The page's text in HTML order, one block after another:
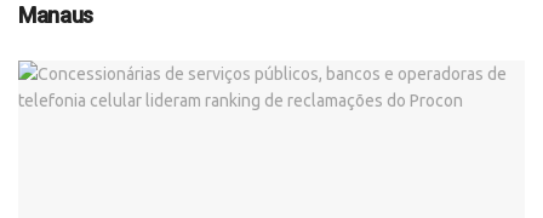
Manaus